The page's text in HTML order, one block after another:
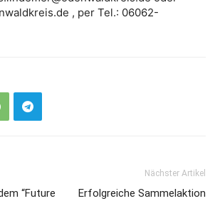
, per Tel.: 06062-
“Future
Nächster Artikel
Erfolgreiche Sammelaktion